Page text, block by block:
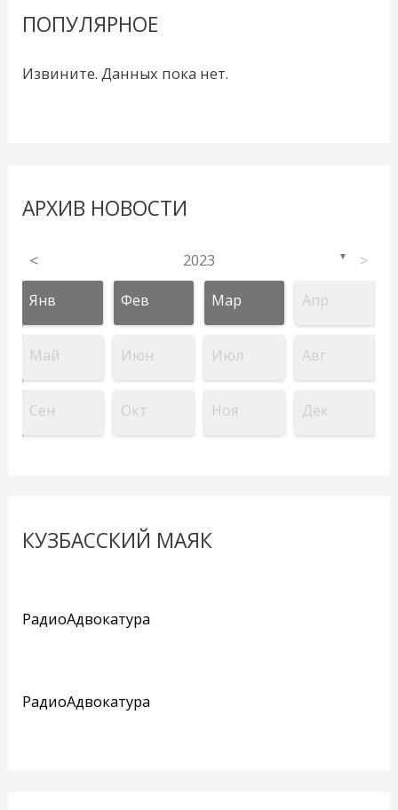
ПОПУЛЯРНОЕ
Извините. Данных пока нет.
АРХИВ НОВОСТИ
< 2023 ▼ >
Янв Фев Мар Апр
Май Июн Июл Авг
Сен Окт Ноя Дек
КУЗБАССКИЙ МАЯК
РадиоАдвокатура
РадиоАдвокатура